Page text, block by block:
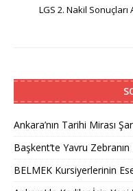
LGS 2. Nakil
Ankara’nın Tarihi Mirası
Başkent’te Yavru
BELMEK Kursiyerlerinin